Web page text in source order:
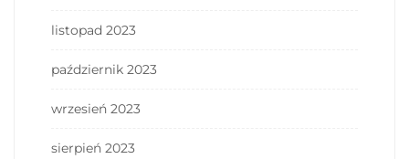
listopad 2023
październik 2023
wrzesień 2023
sierpień 2023